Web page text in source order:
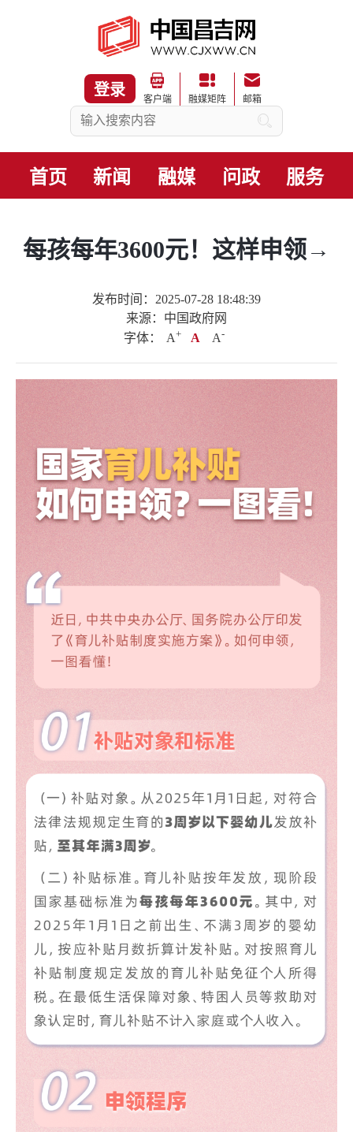
登录
客户端 融媒矩阵 邮箱
首页 新闻 融媒 问政 服务
每孩每年3600元！这样申领→
发布时间：2025-07-28 18:48:39
来源：中国政府网
字体：
A+ A A-